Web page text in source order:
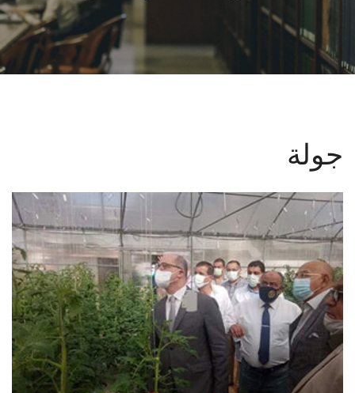
الشئون الأكاديمية
البحث العلمي
الأنظمة الذكية
الإعلام
تواصل معنا
الطلاب
هيئة التدريس
جولة